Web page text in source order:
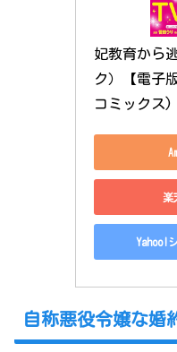
妃教育から
ク）【電子
コミックス)
楽
Yahoo!
自称悪役令嬢な婚